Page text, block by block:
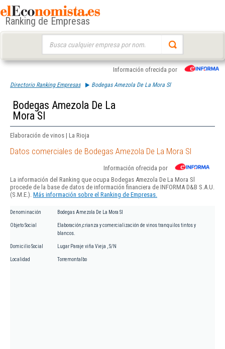
Ranking de Empresas
Información ofrecida por
Directorio Ranking Empresas Bodegas Amezola De La Mora Sl
Bodegas Amezola De La
Mora Sl
Elaboración de vinos | La Rioja
Datos comerciales de Bodegas Amezola De La Mora Sl
Información ofrecida por
La información del Ranking que ocupa Bodegas Amezola De La Mora Sl
procede de la base de datos de información financiera de INFORMA D&B S.A.U.
(S.M.E.). Más información sobre el Ranking de Empresas.
Denominación Bodegas Amezola De La Mora Sl
Objeto Social
Elaboración,crianza y comercialización de vinos tranquilos tintos y
blancos.
Domicilio Social Lugar Paraje viña Vieja , S/N
Localidad Torremontalbo